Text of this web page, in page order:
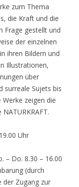
zum Thema
die Kraft und die
Frage gestellt und
der einzelnen
ihren Bildern und
Illustrationen,
über
surreale Sujets bis
zeigen die
Uhr
– Do. 8.30 – 16.00
(durch
der Zugang zur